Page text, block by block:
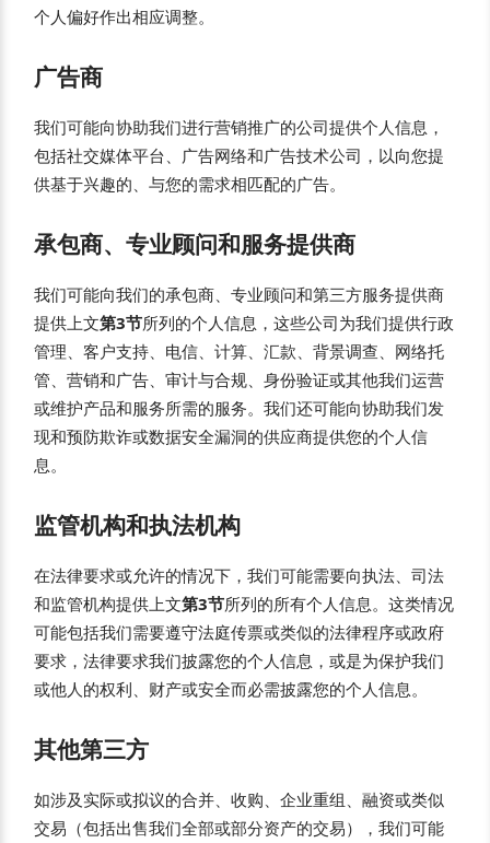
个人偏好作出相应调整。
广告商
我们可能向协助我们进行营销推广的公司提供个人信息，
包括社交媒体平台、广告网络和广告技术公司，以向您提
供基于兴趣的、与您的需求相匹配的广告。
承包商、专业顾问和服务提供商
我们可能向我们的承包商、专业顾问和第三方服务提供商
提供上文第3节所列的个人信息，这些公司为我们提供行政
管理、客户支持、电信、计算、汇款、背景调查、网络托
管、营销和广告、审计与合规、身份验证或其他我们运营
或维护产品和服务所需的服务。我们还可能向协助我们发
现和预防欺诈或数据安全漏洞的供应商提供您的个人信
息。
监管机构和执法机构
在法律要求或允许的情况下，我们可能需要向执法、司法
和监管机构提供上文第3节所列的所有个人信息。这类情况
可能包括我们需要遵守法庭传票或类似的法律程序或政府
要求，法律要求我们披露您的个人信息，或是为保护我们
或他人的权利、财产或安全而必需披露您的个人信息。
其他第三方
如涉及实际或拟议的合并、收购、企业重组、融资或类似
交易（包括出售我们全部或部分资产的交易），我们可能